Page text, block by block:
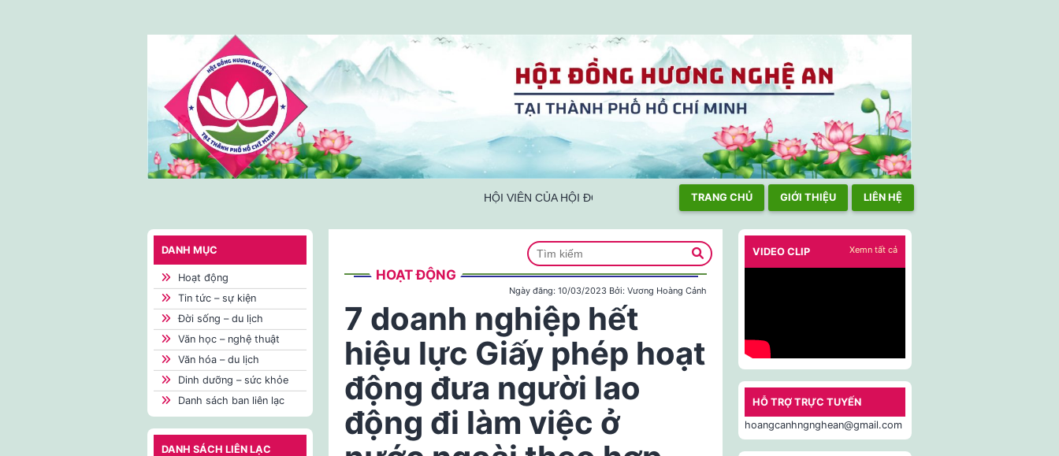
HỘI VIÊN CỦA HỘI ĐỒNG HƯƠNG NGHỆ AN TẠI TPHCM TÍCH CỰC THAM GIA HOẠT ĐỘNG NƠI CƯ NGỤ,
TRANG CHỦ GIỚI THIỆU LIÊN HỆ
DANH MỤC
Hoạt động
Tin tức – sự kiện
Đời sống – du lịch
Văn học – nghệ thuật
Văn hóa – du lịch
Dinh dưỡng – sức khỏe
Danh sách ban liên lạc
DANH SÁCH LIÊN LẠC
HOẠT ĐỘNG
Ngày đăng: 10/03/2023 Bởi: Vương Hoàng Cảnh
7 doanh nghiệp hết
hiệu lực Giấy phép hoạt
động đưa người lao
động đi làm việc ở
VIDEO CLIP Xemn tất cả
HỖ TRỢ TRỰC TUYẾN
hoangcanhngnghean@gmail.com